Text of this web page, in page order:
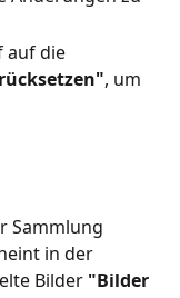
auf die
, um
Sammlung
in der
"Bilder